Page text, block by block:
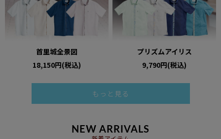
首里城全景図
18,150円(税込)
プリズムアイリス
9,790円(税込)
もっと見る
NEW ARRIVALS